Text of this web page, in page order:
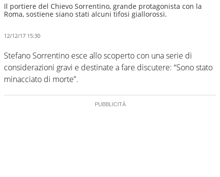
Il portiere del Chievo Sorrentino, grande protagonista con la
Roma, sostiene siano stati alcuni tifosi giallorossi.
12/12/17 15:30
Stefano Sorrentino esce allo scoperto con una serie di
considerazioni gravi e destinate a fare discutere: “Sono stato
minacciato di morte”.